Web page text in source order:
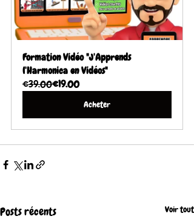
Formation Vidéo "J'Apprends
l'Harmonica en Vidéos"
€39.00€19.00
Acheter
Posts récents Voir tout